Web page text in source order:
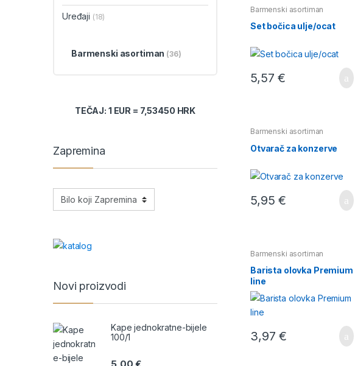
Barmenski asortiman
Set bočica ulje/ocat
5,57€
Barmenski asortiman
Otvarač za konzerve
5,95€
Barmenski asortiman
Barista olovka Premium
line
3,97€
Uređaji (18)
Barmenski asortiman (36)
TEČAJ: 1 EUR = 7,53450 HRK
Zapremina
Novi proizvodi
Kape jednokratne-bijele
100/1